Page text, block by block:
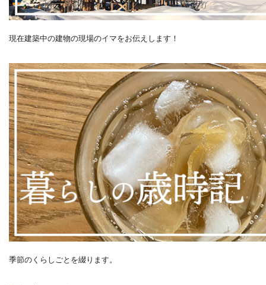
現在建築中の建物の現場のイマをお伝えします！
季節のくらしごとを綴ります。